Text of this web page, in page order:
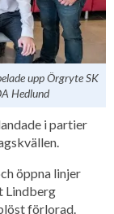
upp Örgryte SK
Hedlund
i partier
öppna linjer
Lindberg
förlorad.